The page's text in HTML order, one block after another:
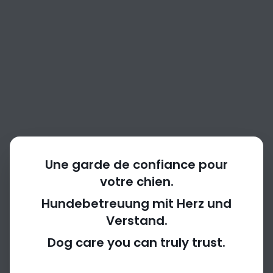
Une garde de confiance pour
votre chien.
Hundebetreuung mit Herz und
Verstand.
Dog care you can truly trust.
404